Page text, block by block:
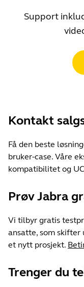
Support
Kontakt
Få den beste
bruker-case. Våre
kompatibilitet og
Prøv Jabra
Vi tilbyr gratis
ansatte, som
et nytt prosjekt.
Trenger du